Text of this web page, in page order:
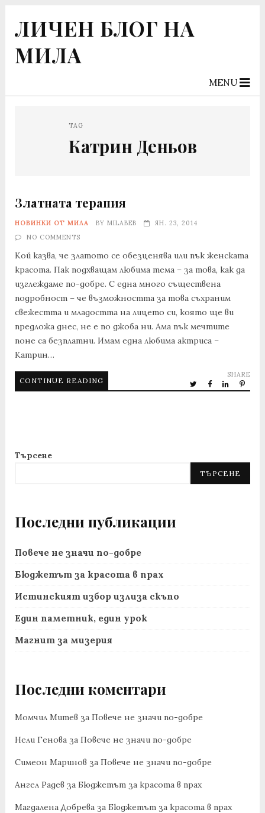
ЛИЧЕН БЛОГ НА
МИЛА
MENU
TAG
Катрин Деньов
Златната терапия
НОВИНКИ ОТ МИЛА BY MILABEB
ЯН. 23, 2014
NO COMMENTS
Кой казва, че златото се обезценява или пък женската
красота. Пак подхващам любима тема – за това, как да
изглеждаме по-добре. С една много съществена
подробност – че възможността за това съхраним
свежестта и младостта на лицето си, която ще ви
предложа днес, не е по джоба ни. Ама пък мечтите
поне са безплатни. Имам една любима актриса –
Катрин…
CONTINUE READING
SHARE
Търсене
ТЪРСЕНЕ
Последни публикации
Повече не значи по-добре
Бюджетът за красота в прах
Истинският избор излиза скъпо
Един паметник, един урок
Магнит за мизерия
Последни коментари
Момчил Митев за Повече не значи по-добре
Нели Генова за Повече не значи по-добре
Симеон Маринов за Повече не значи по-добре
Ангел Радев за Бюджетът за красота в прах
Магдалена Добрева за Бюджетът за красота в прах